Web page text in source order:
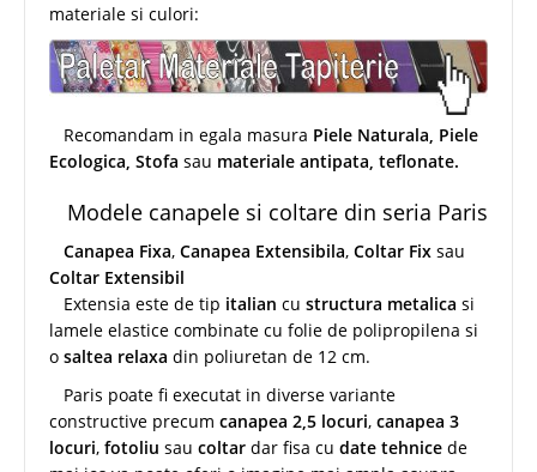
materiale si culori:
Recomandam in egala masura Piele Naturala, Piele
Ecologica, Stofa sau materiale antipata, teflonate.
Modele canapele si coltare din seria Paris
Canapea Fixa, Canapea Extensibila, Coltar Fix sau
Coltar Extensibil
Extensia este de tip italian cu structura metalica si
lamele elastice combinate cu folie de polipropilena si
o saltea relaxa din poliuretan de 12 cm.
Paris poate fi executat in diverse variante
constructive precum canapea 2,5 locuri, canapea 3
locuri, fotoliu sau coltar dar fisa cu date tehnice de